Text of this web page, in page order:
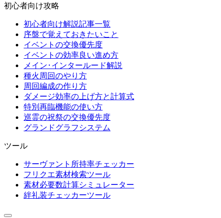
初心者向け攻略
初心者向け解説記事一覧
序盤で覚えておきたいこと
イベントの交換優先度
イベントの効率良い進め方
メイン･インタールード解説
種火周回のやり方
周回編成の作り方
ダメージ効率の上げ方と計算式
特別再臨機能の使い方
巡霊の祝祭の交換優先度
グランドグラフシステム
ツール
サーヴァント所持率チェッカー
フリクエ素材検索ツール
素材必要数計算シミュレーター
絆礼装チェッカーツール